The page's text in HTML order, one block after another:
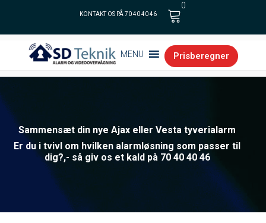
KONTAKT OS PÅ 70 40 40 46
0
MENU Prisberegner
Sammensæt din nye Ajax eller Vesta tyverialarm
Er du i tvivl om hvilken alarmløsning som passer til
dig?,- så giv os et kald på 70 40 40 46